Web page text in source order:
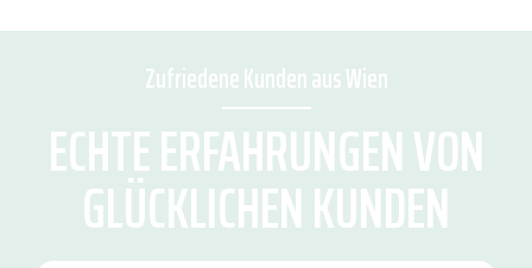
Zufriedene Kunden aus Wien
ECHTE ERFAHRUNGEN VON
GLÜCKLICHEN KUNDEN